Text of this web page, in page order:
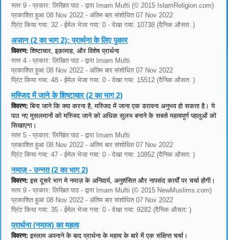
स्तर 9 - प्रकार: लिखित पाठ - द्वारा Imam Mufti (© 2015 IslamReligion.com)
प्रकाशित हुआ 08 Nov 2022 - अंतिम बार संशोधित 07 Nov 2022
प्रिंट किया गया: 32 - ईमेल भेजा गया: 0 - देखा गया: 10738 (दैनिक औसत: )
अज़ान (2 का भाग 2): प्रार्थना के लिए पुकार
विवरण: शिष्टाचार, इक़ामाह, और विशेष प्रार्थना
स्तर 4 - प्रकार: लिखित पाठ - द्वारा Imam Mufti
प्रकाशित हुआ 08 Nov 2022 - अंतिम बार संशोधित 07 Nov 2022
प्रिंट किया गया: 48 - ईमेल भेजा गया: 0 - देखा गया: 15512 (दैनिक औसत: )
मस्जिद में जाने के शिष्टाचार (2 का भाग 2)
विवरण: बिना जाने कि क्या करना है, मस्जिद में जाना एक डरावना अनुभव हो सकता है। ये
पाठ नए मुसलमानों को मस्जिद जाने को अधिक सुलभ बनाने के सबसे महत्वपूर्ण पहलुओं को
सिखाएगा।
स्तर 5 - प्रकार: लिखित पाठ - द्वारा Imam Mufti
प्रकाशित हुआ 08 Nov 2022 - अंतिम बार संशोधित 07 Nov 2022
प्रिंट किया गया: 47 - ईमेल भेजा गया: 0 - देखा गया: 10852 (दैनिक औसत: )
नमाज़ - उन्नत (2 का भाग 2)
विवरण: इस दूसरे भाग मे नमाज़ के अनिवार्य, अनुशंसित और नापसंद कार्यों पर चर्चा होगी।
स्तर 9 - प्रकार: लिखित पाठ - द्वारा Imam Mufti (© 2015 NewMuslims.com)
प्रकाशित हुआ 08 Nov 2022 - अंतिम बार संशोधित 07 Nov 2022
प्रिंट किया गया: 35 - ईमेल भेजा गया: 0 - देखा गया: 9282 (दैनिक औसत: )
प्रार्थना (नमाज) का महत्व
विवरण: इस्लाम अपनाने के बाद प्रार्थना के महत्व के बारे में एक संक्षिप्त चर्चा।